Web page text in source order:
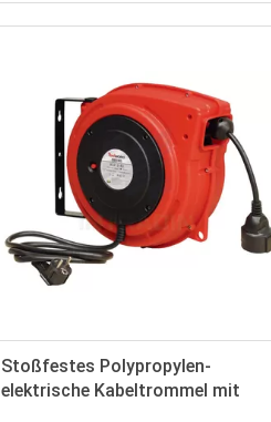
Stoßfestes Polypropylen-
elektrische Kabeltrommel mit